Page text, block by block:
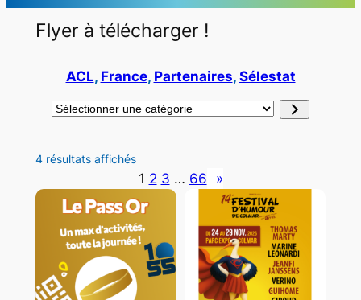
Flyer à télécharger !
ACL, France, Partenaires, Sélestat
Sélectionner
4 résultats affichésTrié
du
plus
récent
au
plus
ancien
1 2 3 … 66 »